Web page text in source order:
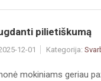
pilietiškumą
12-01 Kategorija:
mokiniams geriau